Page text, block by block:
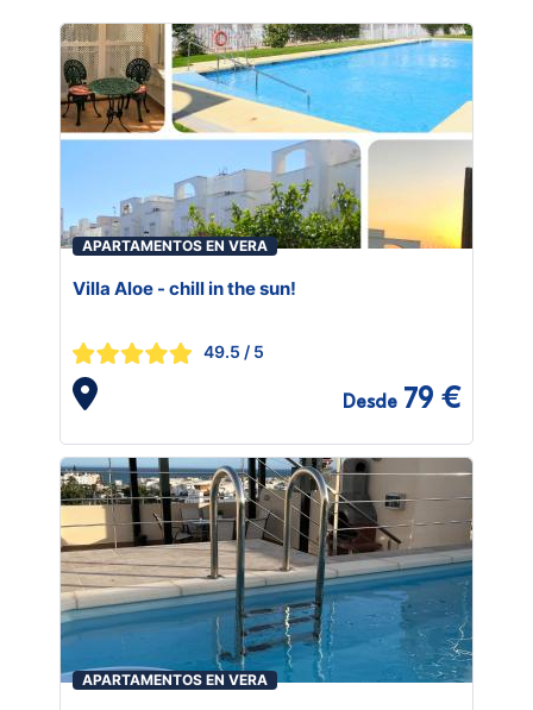
APARTAMENTOS EN VERA
Villa Aloe - chill in the sun!
49.5 / 5
Desde 79 €
APARTAMENTOS EN VERA